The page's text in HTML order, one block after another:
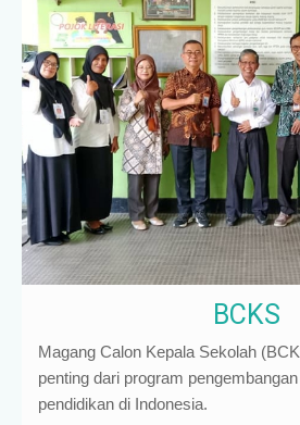
BCKS
Magang Calon Kepala Sekolah
penting dari program
pendidikan di Indonesia.